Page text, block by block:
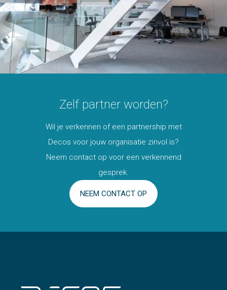
Zelf partner worden?
Wil je verkennen of een partnership met
Decos voor jouw organisatie zinvol is?
Neem contact op voor een verkennend
gesprek.
NEEM CONTACT OP